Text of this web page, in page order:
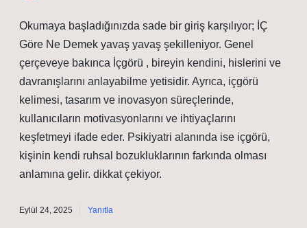
Okumaya başladığınızda sade bir giriş karşılıyor; İÇ
Göre Ne Demek yavaş yavaş şekilleniyor. Genel
çerçeveye bakınca İçgörü , bireyin kendini, hislerini ve
davranışlarını anlayabilme yetisidir. Ayrıca, içgörü
kelimesi, tasarım ve inovasyon süreçlerinde,
kullanıcıların motivasyonlarını ve ihtiyaçlarını
keşfetmeyi ifade eder. Psikiyatri alanında ise içgörü,
kişinin kendi ruhsal bozukluklarının farkında olması
anlamına gelir. dikkat çekiyor.
Eylül 24, 2025 Yanıtla